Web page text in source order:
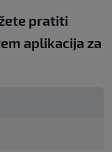
pratiti
aplikacija za